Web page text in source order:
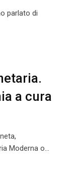
parlato di
a cura
Moderna o…